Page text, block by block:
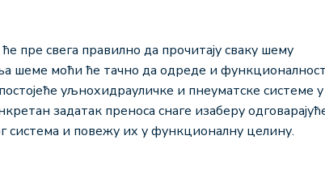
пре свега правилно да прочитају сваку шему
шеме моћи ће тачно да одреде и
уљнохидрауличке и пнеуматске системе у
задатак преноса снаге изаберу
система и повежу их у функционалну целину.